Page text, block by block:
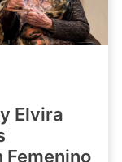
Elvira
Femenino